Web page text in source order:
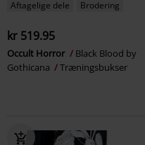
Aftagelige dele Brodering
kr 519.95
Occult Horror
Black Blood by
Gothicana
Træningsbukser